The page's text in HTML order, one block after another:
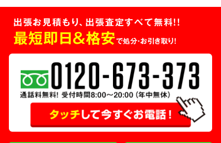
出張お見積もり、出張査定すべて無料!!
最短即日＆格安で処分・お引き取り！